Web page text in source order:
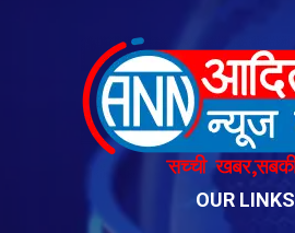
OUR LINKS